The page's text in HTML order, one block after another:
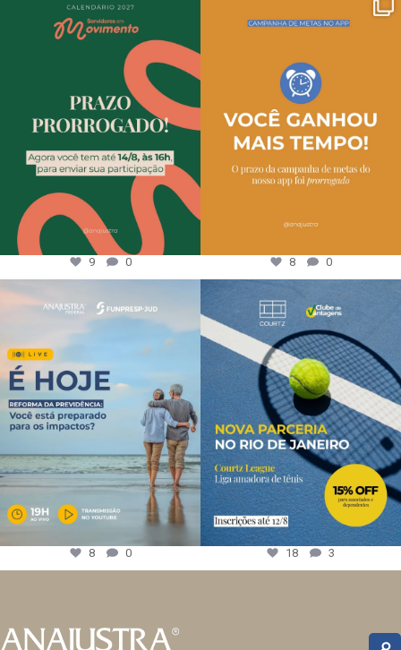
9 0 8 0
8 0 18 3